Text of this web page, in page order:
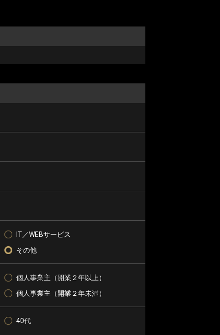
IT／WEBサービス
その他
個人事業主（開業２年以上）
個人事業主（開業２年未満）
40代